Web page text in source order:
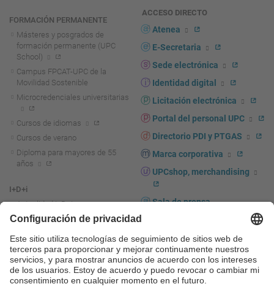
FORMACIÓN PERMANENTE
Másteres y posgrados de
formación permanente (UPC
School)
Campus FPCAT-UPC de la
Movilidad Sostenible
Microcredenciales universitarias
Cursos de idiomas
Cursos de verano
Diploma para mayores de 55
años
I+D+i
Actualidad I+D+I
La investigación en la UPC
Fomento y apoyo a la
investigación
La transferencia, el
emprendimiento y la innovación
en la UPC
ACCESO DIRECTO
Atenea
E-Secretaria
Sede electrónica
Identidad digital
Licitación electrónica
Portal del personal UPC
Directorio PDI y PTGAS
Marca corporativa
UPCshop, merchandising
Sala de prensa